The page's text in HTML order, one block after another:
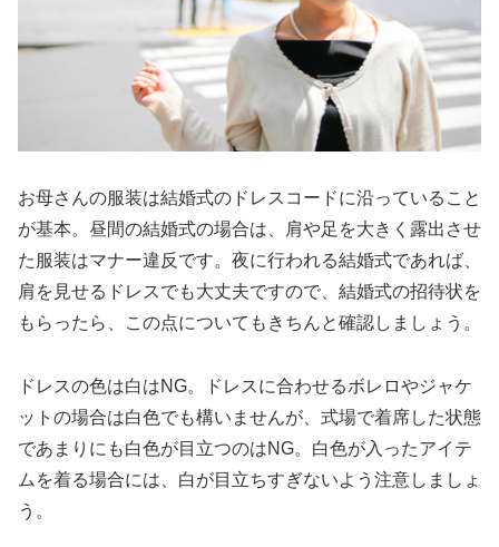
お母さんの服装は結婚式のドレスコードに沿っていること
が基本。昼間の結婚式の場合は、肩や足を大きく露出させ
た服装はマナー違反です。夜に行われる結婚式であれば、
肩を見せるドレスでも大丈夫ですので、結婚式の招待状を
もらったら、この点についてもきちんと確認しましょう。
ドレスの色は白はNG。ドレスに合わせるボレロやジャケ
ットの場合は白色でも構いませんが、式場で着席した状態
であまりにも白色が目立つのはNG。白色が入ったアイテ
ムを着る場合には、白が目立ちすぎないよう注意しましょ
う。